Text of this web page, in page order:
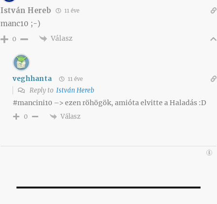
István Hereb 11 éve
manc10 ;-)
0 Válasz
veghhanta 11 éve
Reply to István Hereb
#mancini10 –> ezen röhögök, amióta elvitte a Haladás :D
0 Válasz